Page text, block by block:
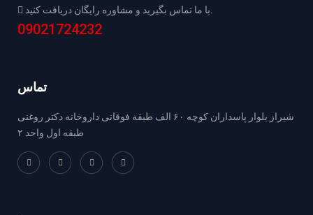
09021724232
تماس
شیراز بلوار پاسداران کوچه ۶۰ الف طبقه فوقانی داروخانه دکتر روغنی
طبقه اول واحد ۲